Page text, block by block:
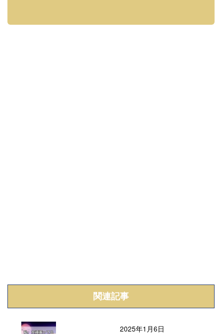
関連記事
2025年1月6日